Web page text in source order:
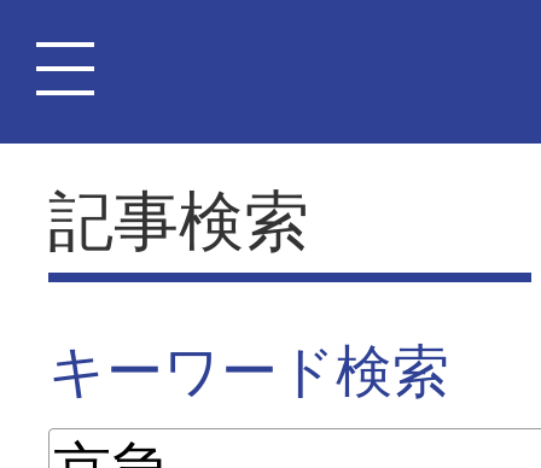
記事検索
キーワード検索